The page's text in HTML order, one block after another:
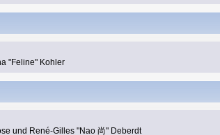
"Feline" Kohler
und René-Gilles "Nao 尚" Deberdt